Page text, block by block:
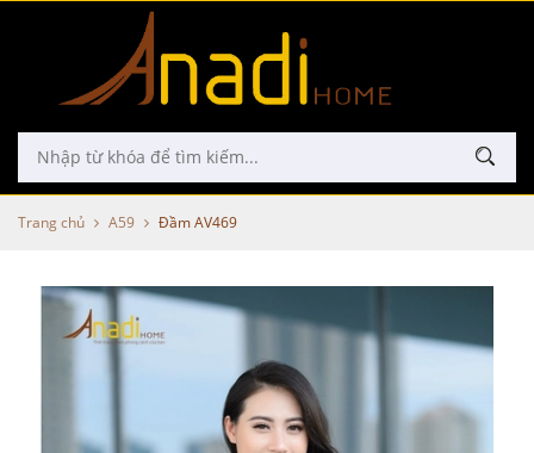
Trang chủ A59 Đầm AV469